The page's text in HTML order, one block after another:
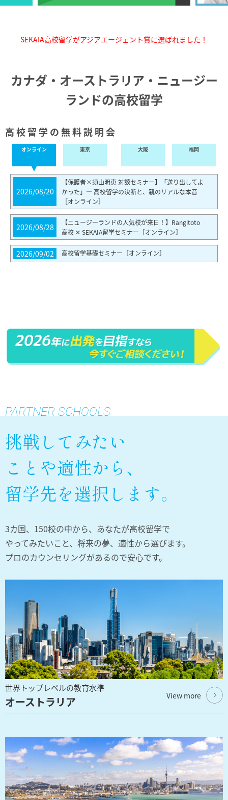
SEKAIA高校留学がアジアエージェント賞に選ばれました！
カナダ・オーストラリア・ニュージー
ランドの高校留学
高校留学の無料説明会
オンライン 東京 大阪 福岡
2026/08/20
【保護者×須山明恵 対談セミナー】「送り出してよ
かった」— 高校留学の決断と、親のリアルな本音
［オンライン］
2026/08/28
【ニュージーランドの人気校が来日！】Rangitoto
高校 ✕ SEKAIA留学セミナー［オンライン］
2026/09/02 高校留学基礎セミナー［オンライン］
PARTNER SCHOOLS
挑戦してみたい
ことや適性から、
留学先を選択します。
3カ国、150校の中から、あなたが高校留学で
やってみたいこと、将来の夢、適性から選びます。
プロのカウンセリングがあるので安心です。
世界トップレベルの教育水準
オーストラリア View more